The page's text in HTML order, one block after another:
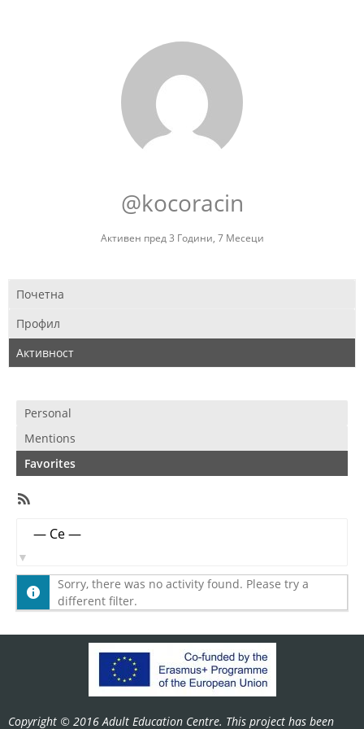
@kocoracin
Активен пред 3 Години, 7 Месеци
Почетна
Профил
Активност
Personal
Mentions
Favorites
Member
Activities
Show:
Sorry, there was no activity found. Please try a
different filter.
Copyright © 2016 Adult Education Centre. This project has been